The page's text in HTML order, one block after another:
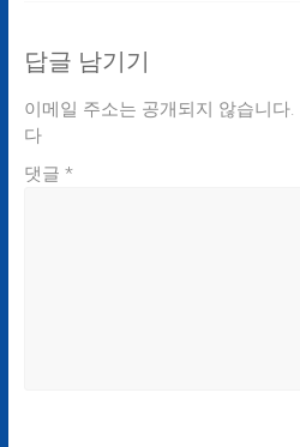
답글 남기기
이메일 주소는 공개되지 않습니다.
다
댓글 *